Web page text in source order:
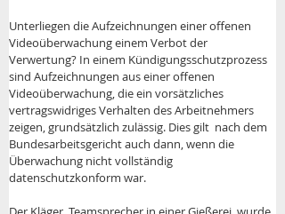
Unterliegen die Aufzeichnungen einer offenen
Videoüberwachung einem Verbot der
Verwertung? In einem Kündigungsschutzprozess
sind Aufzeichnungen aus einer offenen
Videoüberwachung, die ein vorsätzliches
vertragswidriges Verhalten des Arbeitnehmers
zeigen, grundsätzlich zulässig. Dies gilt  nach dem
Bundesarbeitsgericht auch dann, wenn die
Überwachung nicht vollständig
datenschutzkonform war.